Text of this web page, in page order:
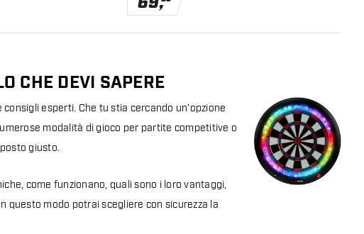
CHE DEVI SAPERE
esperti. Che tu stia cercando un’opzione
modalità di gioco per partite competitive o
giusto.
come funzionano, quali sono i loro vantaggi,
questo modo potrai scegliere con sicurezza la